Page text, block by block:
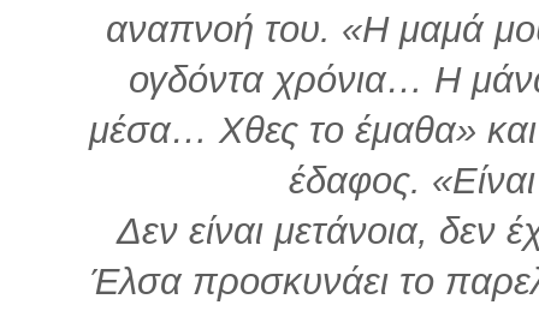
αναπνοή του. «Η μαμά
ογδόντα χρόνια… Η
μέσα… Χθες το έμαθα»
έδαφος.
Δεν είναι μετάνοια, δεν
Έλσα προσκυνάει το